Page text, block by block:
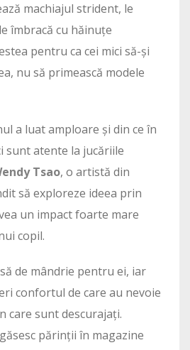
machiajul strident, le
îmbracă cu hăinuțe
pentru ca cei mici să-și
nu să primească modele
a luat amploare și din ce în
sunt atente la jucăriile
Tsao, o artistă din
să exploreze ideea prin
un impact foarte mare
copil.
de mândrie pentru ei, iar
confortul de care au nevoie
care sunt descurajați.
părinții în magazine